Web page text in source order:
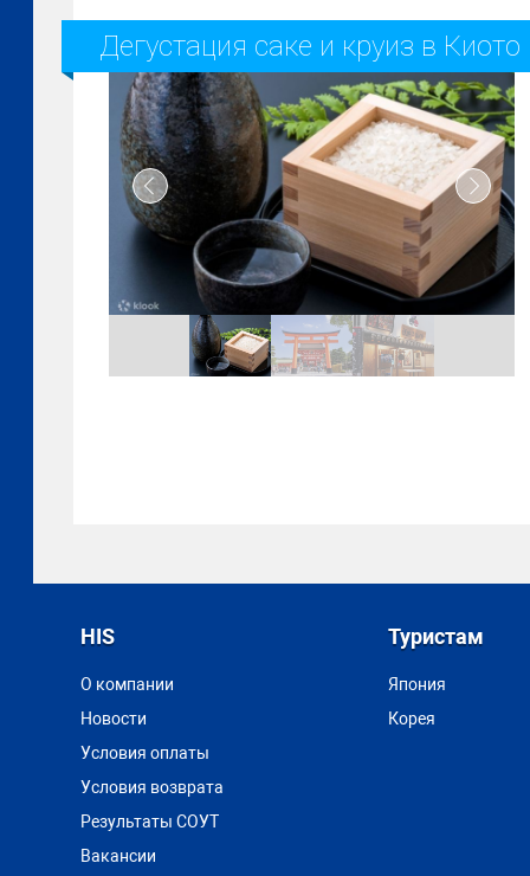
Дегустация саке и круиз в
HIS
О компании
Новости
Условия оплаты
Условия возврата
Результаты СОУТ
Вакансии
Туристам
Япония
Корея